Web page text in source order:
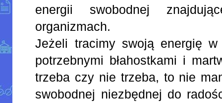
energii swobodnej
organizmach.
Jeżeli tracimy swoją energię
potrzebnymi błahostkami i
trzeba czy nie trzeba, to nie
swobodnej niezbędnej do